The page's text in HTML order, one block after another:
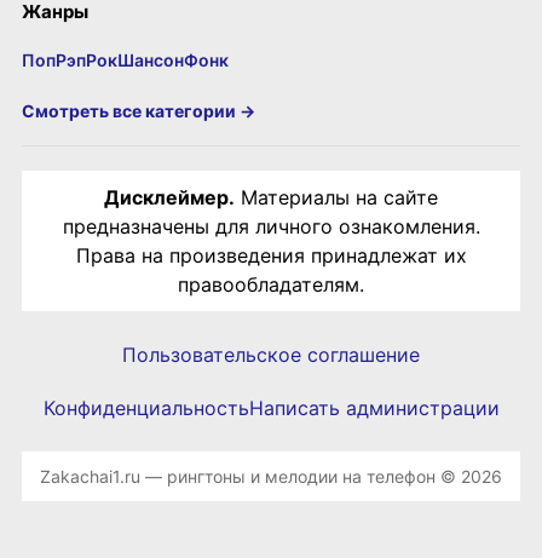
Жанры
ПопРэпРокШансонФонк
Смотреть все категории →
Дисклеймер. Материалы на сайте
предназначены для личного ознакомления.
Права на произведения принадлежат их
правообладателям.
Пользовательское соглашение
КонфиденциальностьНаписать администрации
Zakachai1.ru — рингтоны и мелодии на телефон © 2026